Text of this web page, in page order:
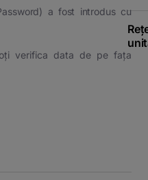
a fost introdus cu
verifica data de pe fața